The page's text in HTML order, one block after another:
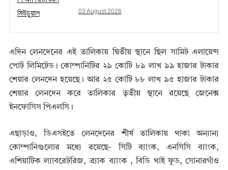
03 August 2026
এদিন লেনদেনের এই তালিকায় দ্বিতীয় স্থানে ছিল সামিট এলায়েন্স
পোর্ট লিমিটেড। কোম্পানিটির ২৯ কোটি ৮৯ লাখ ৯৯ হাজার টাকার
শেয়ার লেনদেন হয়েছে। আর ২৫ কোটি ৮৮ লাখ ৯৫ হাজার টাকার
শেয়ার লেনদেন করে তালিকার তৃতীয় স্থানে রয়েছে জেনেক্স
ইনফোসিস পিএলসি।
এছাড়াও, ডিএসইতে লেনদেনের শীর্ষ তালিকায় থাকা অন্যান্য
কোম্পানিগুলোর মধ্যে রয়েছে- সিটি ব্যাংক, এনসিসি ব্যাংক,
এশিয়াটিক ল্যাবরেটরিজ, ব্র্যাক ব্যাংক , বিডি থাই ফুড, সোনারগাঁও